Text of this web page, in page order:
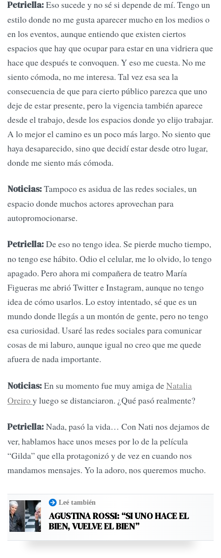
Petriella:Eso sucede y no sé si depende de mí. Tengo un
estilo donde no me gusta aparecer mucho en los medios o
en los eventos, aunque entiendo que existen ciertos
espacios que hay que ocupar para estar en una vidriera que
hace que después te convoquen. Y eso me cuesta. No me
siento cómoda, no me interesa. Tal vez esa sea la
consecuencia de que para cierto público parezca que uno
deje de estar presente, pero la vigencia también aparece
desde el trabajo, desde los espacios donde yo elijo trabajar.
A lo mejor el camino es un poco más largo. No siento que
haya desaparecido, sino que decidí estar desde otro lugar,
donde me siento más cómoda.
Noticias:Tampoco es asidua de las redes sociales, un
espacio donde muchos actores aprovechan para
autopromocionarse.
Petriella:De eso no tengo idea. Se pierde mucho tiempo,
no tengo ese hábito. Odio el celular, me lo olvido, lo tengo
apagado. Pero ahora mi compañera de teatro María
Figueras me abrió Twitter e Instagram, aunque no tengo
idea de cómo usarlos. Lo estoy intentado, sé que es un
mundo donde llegás a un montón de gente, pero no tengo
esa curiosidad. Usaré las redes sociales para comunicar
cosas de mi laburo, aunque igual no creo que me quede
afuera de nada importante.
Noticias:En su momento fue muy amiga deNatalia
Oreiroy luego se distanciaron. ¿Qué pasó realmente?
Petriella:Nada, pasó la vida… Con Nati nos dejamos de
ver, hablamos hace unos meses por lo de la película
“Gilda” que ella protagonizó y de vez en cuando nos
mandamos mensajes. Yo la adoro, nos queremos mucho.
Leé también
AGUSTINA ROSSI: “SI UNO HACE EL
BIEN, VUELVE EL BIEN”